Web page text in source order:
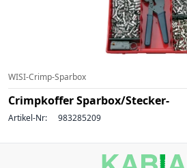
WISI-Crimp-Sparbox
Crimpkoffer Sparbox/Stecker-
Artikel-Nr: 983285209